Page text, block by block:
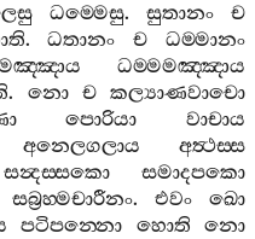
ධම‍්මෙසු. සුතානං
ච
.ධතානං ච
ධම‍්මානං
ධම‍්මමඤ‍්ඤාය
. නො ච කල්‍යාණවාචො
පොරියා
වාචාය
අනෙලගලාය
අත්‍ථස‍්ස
සන්‍දස‍්සකො
සමාදපකො
සබ්‍රහ‍්මචාරීනං. එවං
ඛො
පටිපන‍්නො හොති
නො